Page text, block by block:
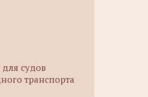
судов
транспорта